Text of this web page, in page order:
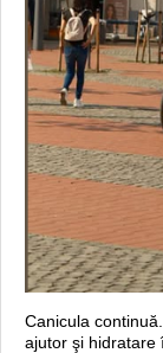
Canicula
ajutor şi hidratare